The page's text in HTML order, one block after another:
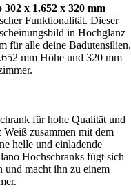
x 1.652 x 320 mm
Funktionalität. Dieser
in Hochglanz
für alle deine Badutensilien.
mm Höhe und 320 mm
für hohe Qualität und
zusammen mit dem
helle und einladende
Hochschranks fügt sich
und macht ihn zu einem